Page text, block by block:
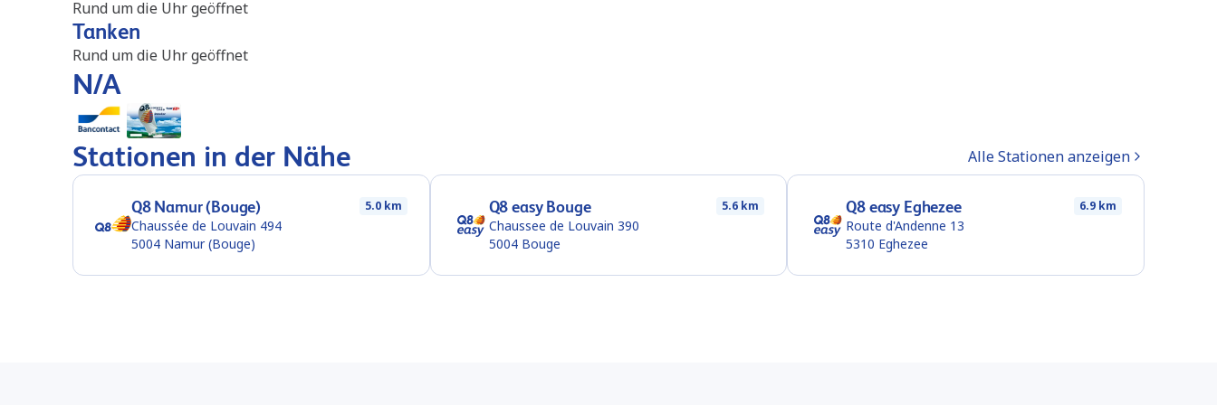
Rund um die Uhr geöffnet
Tanken
Rund um die Uhr geöffnet
N/A
Stationen in der Nähe Alle Stationen anzeigen
Q8 Namur (Bouge) 5.0 km
Chaussée de Louvain 494
5004 Namur (Bouge)
Q8 easy Bouge 5.6 km
Chaussee de Louvain 390
5004 Bouge
Q8 easy Eghezee 6.9 km
Route d'Andenne 13
5310 Eghezee